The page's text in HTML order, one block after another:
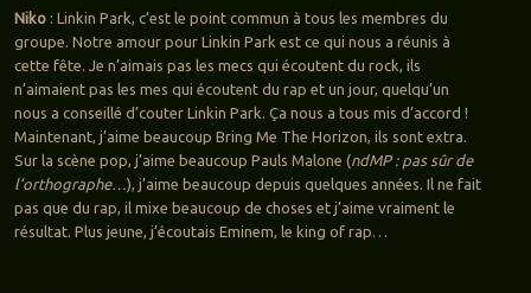
Niko: Linkin Park, c’est le point commun à tous les membres du
groupe. Notre amour pour Linkin Park est ce qui nous a réunis à
cette fête. Je n’aimais pas les mecs qui écoutent du rock, ils
n’aimaient pas les mes qui écoutent du rap et un jour, quelqu’un
nous a conseillé d’couter Linkin Park. Ça nous a tous mis d’accord !
Maintenant, j’aime beaucoup Bring Me The Horizon, ils sont extra.
Sur la scène pop, j’aime beaucoup Pauls Malone (ndMP : pas sûr de
l’orthographe…), j’aime beaucoup depuis quelques années. Il ne fait
pas que du rap, il mixe beaucoup de choses et j’aime vraiment le
résultat. Plus jeune, j’écoutais Eminem, le king of rap…